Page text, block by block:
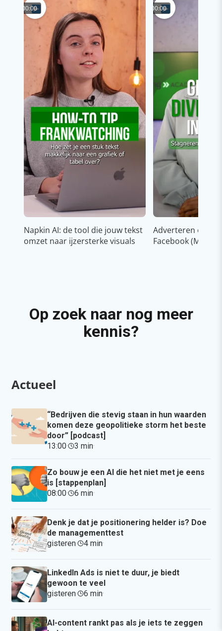
00:00
Napkin AI: de tool die jouw tekst
omzet naar ijzersterke visuals
00:00
Adverteren op
Facebook (Meta)
Op zoek naar nog meer
kennis?
Actueel
“Bedrijven die stevig staan in hun waarden
komen deze geopolitieke storm het beste
door” [podcast]
13:00· 3 min·
Zo bouw je een AI die het niet met je eens
is [stappenplan]
08:00· 6 min·
Denk je dat je positionering helder is? Doe
de managementtest
gisteren· 4 min·
LinkedIn Ads is niet te duur, je biedt
gewoon te veel
gisteren· 6 min·
AI-content rankt pas als je iets te zeggen